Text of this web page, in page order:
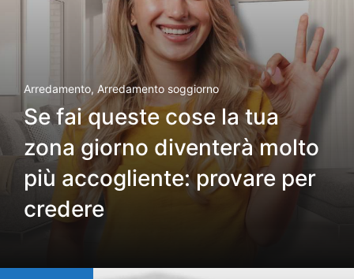
Arredamento, Arredamento soggiorno
Se fai queste cose la tua
zona giorno diventerà molto
più accogliente: provare per
credere